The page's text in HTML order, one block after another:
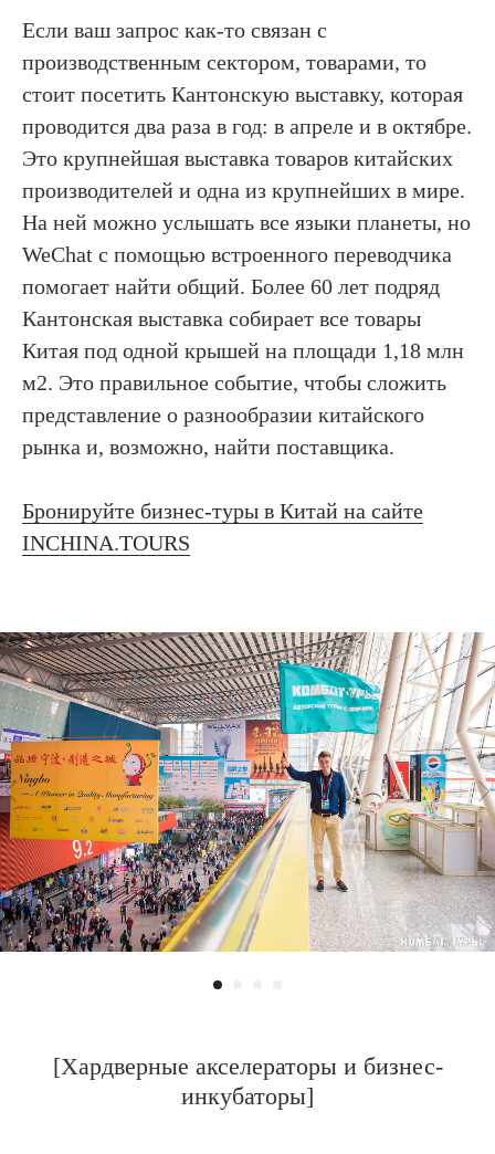
Если ваш запрос как-то связан с
производственным сектором, товарами, то
стоит посетить Кантонскую выставку, которая
проводится два раза в год: в апреле и в октябре.
Это крупнейшая выставка товаров китайских
производителей и одна из крупнейших в мире.
На ней можно услышать все языки планеты, но
WeChat с помощью встроенного переводчика
помогает найти общий. Более 60 лет подряд
Кантонская выставка собирает все товары
Китая под одной крышей на площади 1,18 млн
м2. Это правильное событие, чтобы сложить
представление о разнообразии китайского
рынка и, возможно, найти поставщика.
Бронируйте бизнес-туры в Китай на сайте
INCHINA.TOURS
[Хардверные акселераторы и бизнес-
инкубаторы]